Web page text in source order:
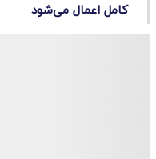
کامل اعمال می‌شود